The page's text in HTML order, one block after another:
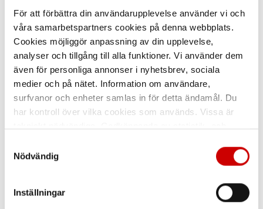
För att förbättra din användarupplevelse använder vi och
våra samarbetspartners cookies på denna webbplats.
Cookies möjliggör anpassning av din upplevelse,
analyser och tillgång till alla funktioner. Vi använder dem
även för personliga annonser i nyhetsbrev, sociala
medier och på nätet. Information om användare,
surfvanor och enheter samlas in för detta ändamål. Du
har kontroll över vilka cookies som används. Vissa är
länder utanför EU med olika dataskyddsnormer. Genom
att godkänna samtycker du till sådana överföringar. Läs
Nödvändig
Inställningar
Tjänster i butik